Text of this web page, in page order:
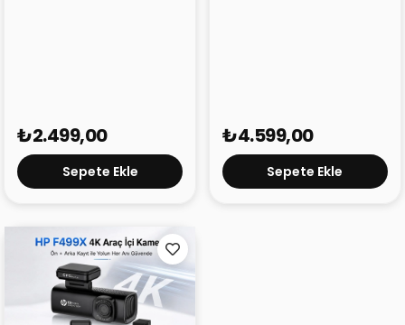
₺2.499,00
Sepete Ekle
₺4.599,00
Sepete Ekle